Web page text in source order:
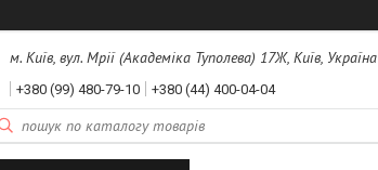
м. Київ, вул. Мрії (Академіка Туполева) 17Ж, Київ, Україна
+380 (99) 480-79-10 +380 (44) 400-04-04